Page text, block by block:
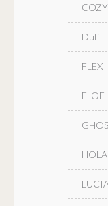
Duff
FLEX
FLOE
HOLA